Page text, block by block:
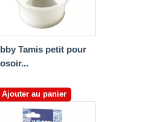
Tamis petit pour
Ajouter au panier